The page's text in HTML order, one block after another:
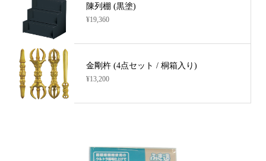
陳列棚 (黒塗)
¥19,360
金剛杵 (4点セット / 桐箱入り)
¥13,200